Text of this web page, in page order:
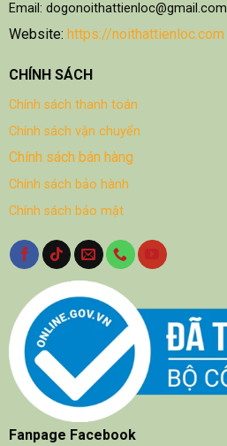
Email: dogonoithattienloc@gmail.com
Website: https://noithattienloc.com
CHÍNH SÁCH
Chính sách thanh toán
Chính sách vận chuyển
Chính sách bán hàng
Chính sách bảo hành
Chính sách bảo mật
Fanpage Facebook